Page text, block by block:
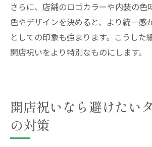
さらに、店舗のロゴカラーや内装の色
色やデザインを決めると、より統一感
としての印象も強まります。こうした
開店祝いをより特別なものにします。
開店祝いなら避けたい
の対策